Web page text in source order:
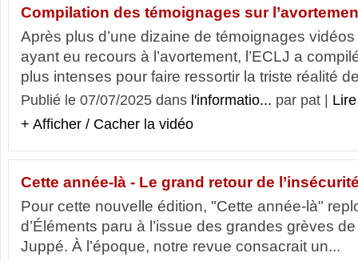
Compilation des témoignages sur
Après plus d’une dizaine de témoignages
ayant eu recours à l’avortement, l’ECLJ a
plus intenses pour faire ressortir la triste réalité
Publié le 07/07/2025 dans l'informatio... par pat |
+ Afficher / Cacher la vidéo
Cette année-là - Le grand retour de
Pour cette nouvelle édition, "Cette année-là"
d’Éléments paru à l’issue des grandes grèves
Juppé. À l’époque, notre revue consacrait un...